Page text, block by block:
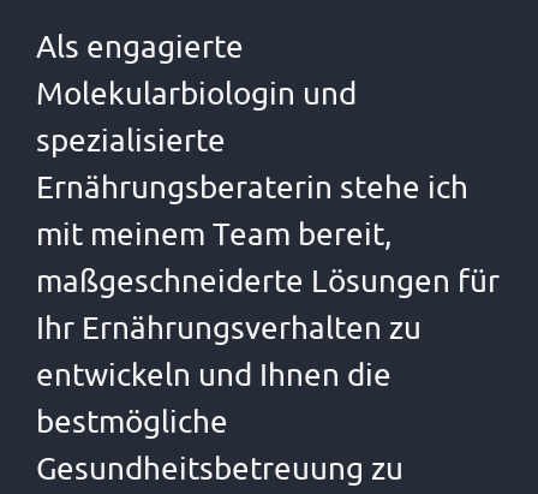
Als engagierte
Molekularbiologin und
spezialisierte
Ernährungsberaterin stehe ich
mit meinem Team bereit,
maßgeschneiderte Lösungen für
Ihr Ernährungsverhalten zu
entwickeln und Ihnen die
bestmögliche
Gesundheitsbetreuung zu